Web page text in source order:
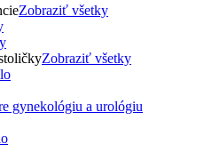
Zobraziť všetky
Zobraziť všetky